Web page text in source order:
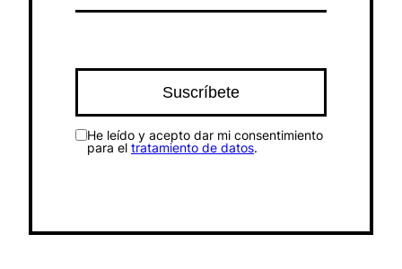
He leído y acepto dar mi consentimiento
para el tratamiento de datos.